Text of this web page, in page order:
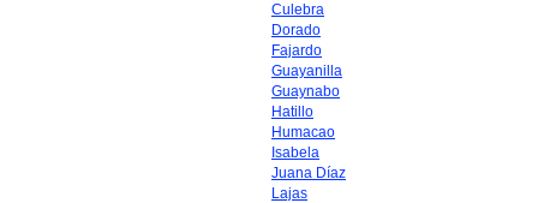
Culebra
Dorado
Fajardo
Guayanilla
Guaynabo
Hatillo
Humacao
Isabela
Juana Díaz
Lajas